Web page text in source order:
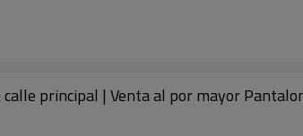
principal | Venta al por mayor